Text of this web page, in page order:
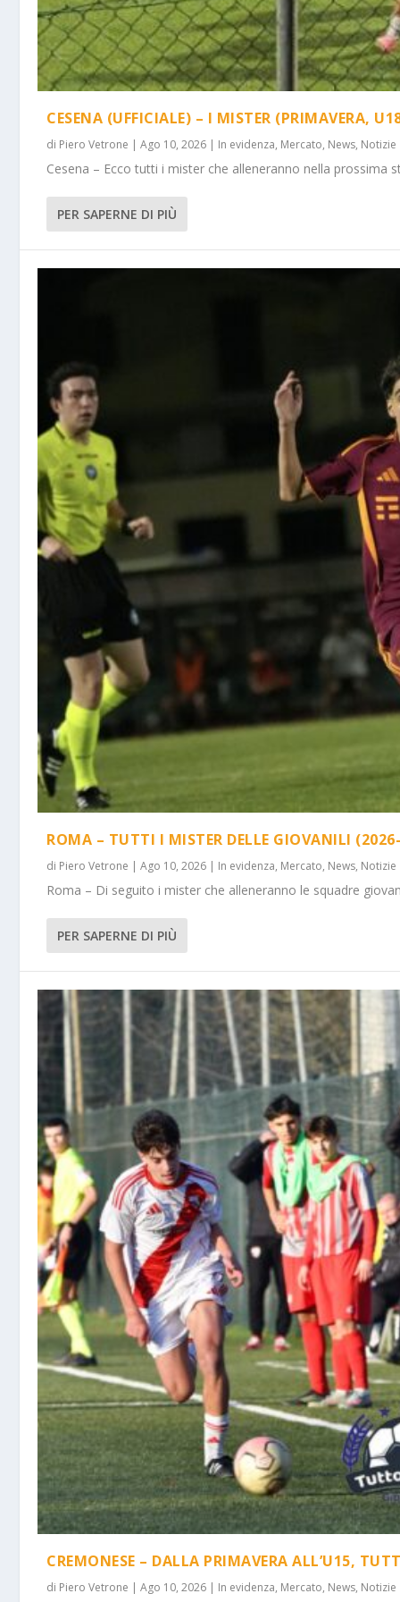
CESENA (UFFICIALE) – I MISTER (PRIMAVERA,
di Piero Vetrone |Ago 10, 2026 | In evidenza, Mercato, News, Notizie
Cesena – Ecco tutti i mister che alleneranno nella prossima
PER SAPERNE DI PIÙ
ROMA – TUTTI I MISTER DELLE GIOVANILI
di Piero Vetrone |Ago 10, 2026 | In evidenza, Mercato, News, Notizie
Roma – Di seguito i mister che alleneranno le squadre
PER SAPERNE DI PIÙ
CREMONESE – DALLA PRIMAVERA ALL’U15,
di Piero Vetrone |Ago 10, 2026 | In evidenza, Mercato, News, Notizie